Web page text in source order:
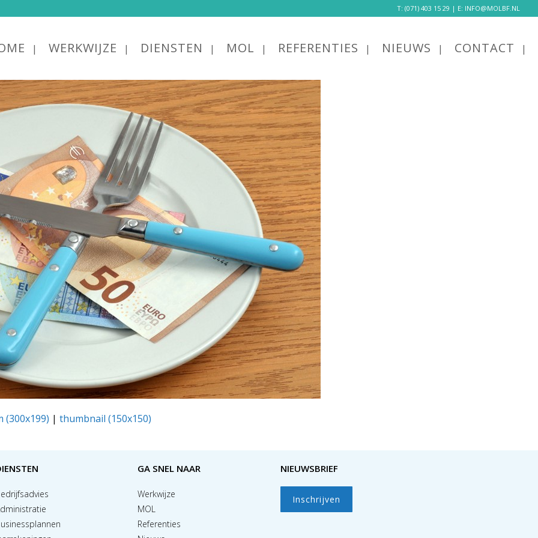
T: (071) 403 15 29 | E: INFO@MOLBF.NL
WERKWIJZE DIENSTEN MOL REFERENTIES NIEUWS CONTACT
(300x199) | thumbnail (150x150)
GA SNEL NAAR
Werkwijze
MOL
Referenties
NIEUWSBRIEF
Inschrijven